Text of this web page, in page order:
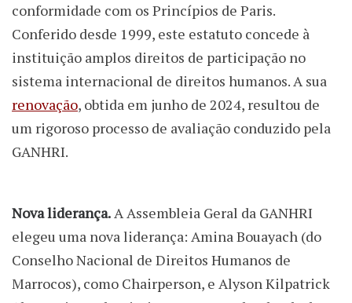
conformidade com os Princípios de Paris.
Conferido desde 1999, este estatuto concede à
instituição amplos direitos de participação no
sistema internacional de direitos humanos. A sua
renovação, obtida em junho de 2024, resultou de
um rigoroso processo de avaliação conduzido pela
GANHRI.
Nova liderança.A Assembleia Geral da GANHRI
elegeu uma nova liderança: Amina Bouayach (do
Conselho Nacional de Direitos Humanos de
Marrocos), como Chairperson, e Alyson Kilpatrick